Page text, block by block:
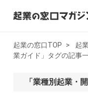
起業・創業
起業の窓口TOP 起
業ガイド」タグの記事
「業種別起業・